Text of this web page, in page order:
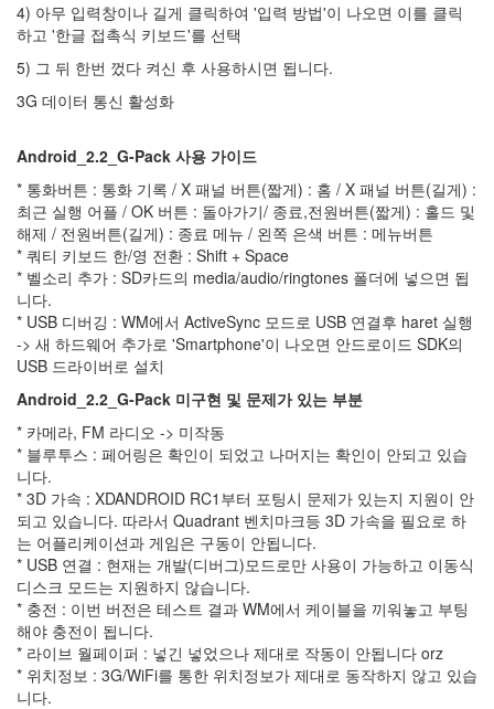
4) 아무 입력창이나 길게 클릭하여 '입력 방법'이 나오면 이를 클릭
하고 '한글 접촉식 키보드'를 선택
5) 그 뒤 한번 껐다 켜신 후 사용하시면 됩니다.
3G 데이터 통신 활성화
Android_2.2_G-Pack 사용 가이드
* 통화버튼 : 통화 기록 / X 패널 버튼(짧게) : 홈 / X 패널 버튼(길게) :
최근 실행 어플 / OK 버튼 : 돌아가기/ 종료,전원버튼(짧게) : 홀드 및
해제 / 전원버튼(길게) : 종료 메뉴 / 왼쪽 은색 버튼 : 메뉴버튼
* 쿼티 키보드 한/영 전환 : Shift + Space
* 벨소리 추가 : SD카드의 media/audio/ringtones 폴더에 넣으면 됩
니다.
* USB 디버깅 : WM에서 ActiveSync 모드로 USB 연결후 haret 실행
-> 새 하드웨어 추가로 'Smartphone'이 나오면 안드로이드 SDK의
USB 드라이버로 설치
Android_2.2_G-Pack 미구현 및 문제가 있는 부분
* 카메라, FM 라디오 -> 미작동
* 블루투스 : 페어링은 확인이 되었고 나머지는 확인이 안되고 있습
니다.
* 3D 가속 : XDANDROID RC1부터 포팅시 문제가 있는지 지원이 안
되고 있습니다. 따라서 Quadrant 벤치마크등 3D 가속을 필요로 하
는 어플리케이션과 게임은 구동이 안됩니다.
* USB 연결 : 현재는 개발(디버그)모드로만 사용이 가능하고 이동식
디스크 모드는 지원하지 않습니다.
* 충전 : 이번 버전은 테스트 결과 WM에서 케이블을 끼워놓고 부팅
해야 충전이 됩니다.
* 라이브 월페이퍼 : 넣긴 넣었으나 제대로 작동이 안됩니다 orz
* 위치정보 : 3G/WiFi를 통한 위치정보가 제대로 동작하지 않고 있습
니다.
램
배
터
리
하
네
동
차
이
나
타
야
리
웹
쉐
포
중
르
카
타
로
Immortality
: Lost
Territory